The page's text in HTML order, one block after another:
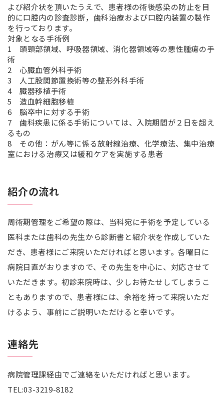
よび紹介状を頂いたうえで、患者様の術後感染の防止を目
的に口腔内の診査診断，歯科治療および口腔内装置の製作
を行っております。
対象となる手術例
1 頭頸部領域、呼吸器領域、消化器領域等の悪性腫瘍の手
術
2 心臓血管外科手術
3 人工股関節置換術等の整形外科手術
4 臓器移植手術
5 造血幹細胞移植
6 脳卒中に対する手術
7 歯科疾患に係る手術については、入院期間が２日を超え
るもの
8 その他：がん等に係る放射線治療、化学療法、集中治療
室における治療又は緩和ケアを実施する患者
紹介の流れ
周術期管理をご希望の際は、当科宛に手術を予定している
医科または歯科の先生から診断書と紹介状を作成していた
だき、患者様にご来院いただければと思います。各曜日に
病院日直がおりますので、その先生を中心に、対応させて
いただきます。初診来院時は、少しお待たせしてしまうこ
ともありますので、患者様には、余裕を持って来院いただ
けるよう、事前にご説明いただけると幸いです。
連絡先
病院管理課経由でご連絡をいただければと思います。
TEL:03-3219-8182